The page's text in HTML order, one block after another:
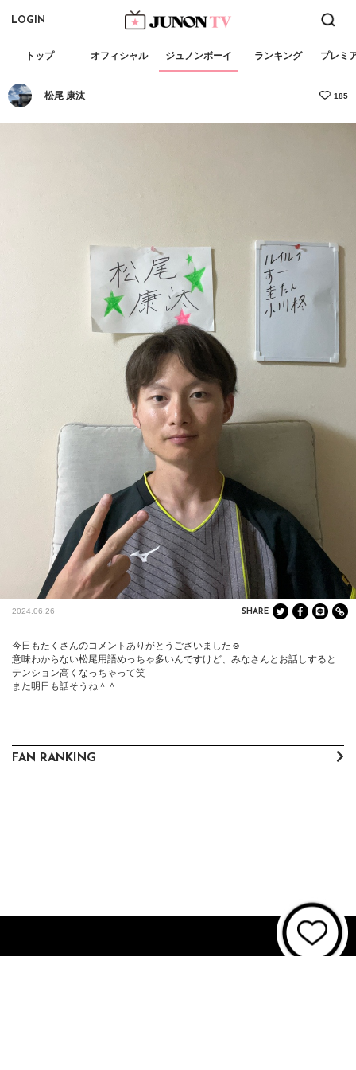
LOGIN
トップ オフィシャル ジュノンボーイ ランキング プレミ
松尾 康汰 185
2024.06.26 SHARE
今日もたくさんのコメントありがとうございました☺️
意味わからない松尾用語めっちゃ多いんですけど、みなさんとお話しすると
テンション高くなっちゃって笑
また明日も話そうね＾＾
FAN RANKING
About JUNON TV お問い合わせ FAQ 利用規約
個人情報保護方針